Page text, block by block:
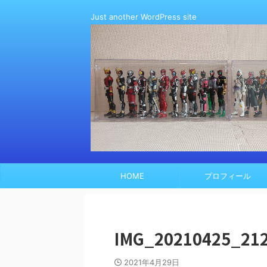
Just another WordPress site
HOME プロフィール
2021年4月29日